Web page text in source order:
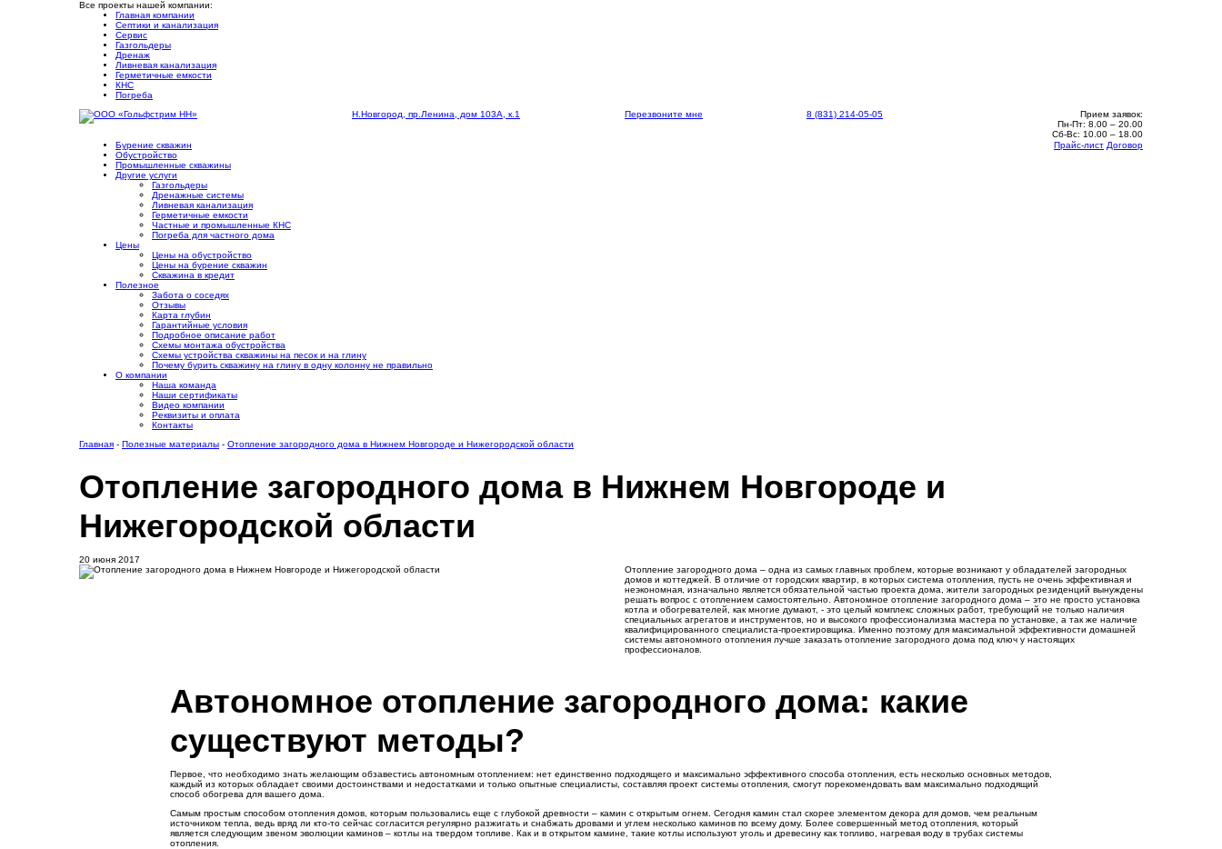
Все проекты нашей компании:
Главная компании
Септики и канализация
Сервис
Газгольдеры
Дренаж
Ливневая канализация
Герметичные емкости
КНС
Погреба
Н.Новгород, пр.Ленина, дом 103А, к.1
Перезвоните мне 8 (831) 214-05-05
Прием заявок:
Пн-Пт: 8.00 – 20.00
Сб-Вс: 10.00 – 18.00
Бурение скважин
Обустройство
Промышленные скважины
Другие услуги
Газгольдеры
Дренажные системы
Ливневая канализация
Герметичные емкости
Частные и промышленные КНС
Погреба для частного дома
Цены
Цены на обустройство
Цены на бурение скважин
Скважина в кредит
Полезное
Забота о соседях
Отзывы
Карта глубин
Гарантийные условия
Подробное описание работ
Cхемы монтажа обустройства
Схемы устройства скважины на песок и на глину
Почему бурить скважину на глину в одну колонну не правильно
О компании
Наша команда
Наши сертификаты
Видео компании
Реквизиты и оплата
Контакты
Прайс-лист Договор
Главная - Полезные материалы - Отопление загородного дома в Нижнем Новгороде и Нижегородской области
Отопление загородного дома в Нижнем Новгороде и
Нижегородской области
20 июня 2017
Отопление загородного дома – одна из самых главных проблем, которые возникают у обладателей загородных
домов и коттеджей. В отличие от городских квартир, в которых система отопления, пусть не очень эффективная и
неэкономная, изначально является обязательной частью проекта дома, жители загородных резиденций вынуждены
решать вопрос с отоплением самостоятельно. Автономное отопление загородного дома – это не просто установка
котла и обогревателей, как многие думают, - это целый комплекс сложных работ, требующий не только наличия
специальных агрегатов и инструментов, но и высокого профессионализма мастера по установке, а так же наличие
квалифицированного специалиста-проектировщика. Именно поэтому для максимальной эффективности домашней
системы автономного отопления лучше заказать отопление загородного дома под ключ у настоящих
профессионалов.
Автономное отопление загородного дома: какие
существуют методы?
Первое, что необходимо знать желающим обзавестись автономным отоплением: нет единственно подходящего и максимально эффективного способа отопления, есть несколько основных методов,
каждый из которых обладает своими достоинствами и недостатками и только опытные специалисты, составляя проект системы отопления, смогут порекомендовать вам максимально подходящий
способ обогрева для вашего дома.
Самым простым способом отопления домов, которым пользовались еще с глубокой древности – камин с открытым огнем. Сегодня камин стал скорее элементом декора для домов, чем реальным
источником тепла, ведь вряд ли кто-то сейчас согласится регулярно разжигать и снабжать дровами и углем несколько каминов по всему дому. Более совершенный метод отопления, который
является следующим звеном эволюции каминов – котлы на твердом топливе. Как и в открытом камине, такие котлы используют уголь и древесину как топливо, нагревая воду в трубах системы
отопления.